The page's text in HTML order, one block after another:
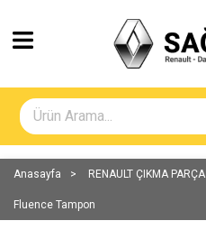
Anasayfa RENAULT ÇIKMA PARÇA
Fluence Tampon